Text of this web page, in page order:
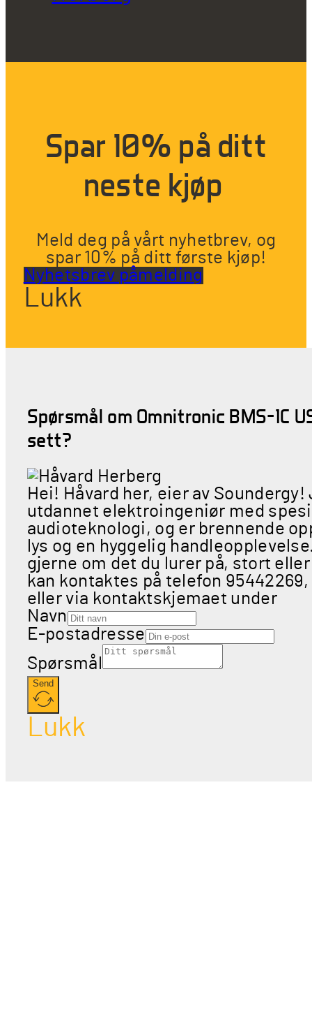
Spar 10% på ditt
neste kjøp
Meld deg på vårt nyhetbrev, og
spar 10% på ditt første kjøp!
Nyhetsbrev påmelding
Lukk
Spørsmål om Omnitronic BMS-1C
sett?
Hei! Håvard her, eier av Soundergy!
utdannet elektroingeniør med
audioteknologi, og er brennende
lys og en hyggelig
gjerne om det du lurer på, stort
kan kontaktes på telefon
eller via kontaktskjemaet under
Navn
E-postadresse
Spørsmål
Send
Lukk